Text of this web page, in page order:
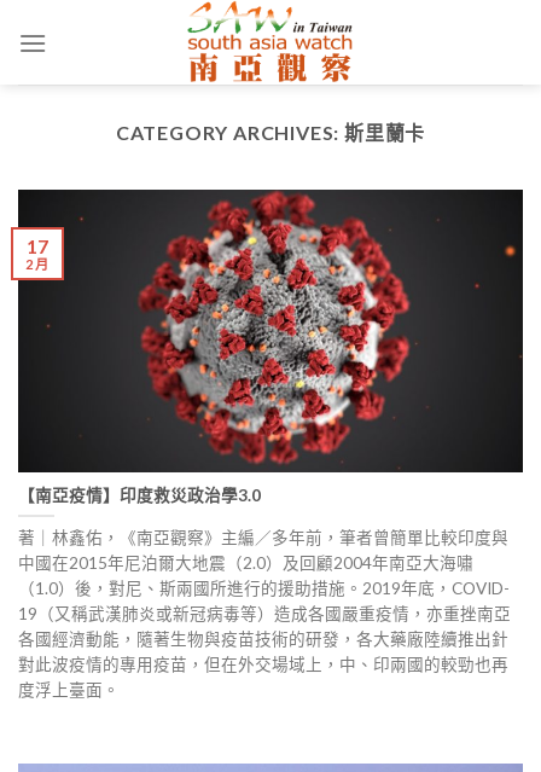
CATEGORY ARCHIVES: 斯里蘭卡
【南亞疫情】印度救災政治學3.0
著｜林鑫佑，《南亞觀察》主編／多年前，筆者曾簡單比較印度與
中國在2015年尼泊爾大地震（2.0）及回顧2004年南亞大海嘯
（1.0）後，對尼、斯兩國所進行的援助措施。2019年底，COVID-
19（又稱武漢肺炎或新冠病毒等）造成各國嚴重疫情，亦重挫南亞
各國經濟動能，隨著生物與疫苗技術的研發，各大藥廠陸續推出針
對此波疫情的專用疫苗，但在外交場域上，中、印兩國的較勁也再
度浮上臺面。
17
2 月